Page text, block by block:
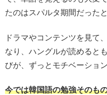
たのはスパルタ期間だった
ドラマやコンテンツを見て
なり、ハングルが読める
びが、ずっとモチベーショ
今では韓国語の勉強そのも